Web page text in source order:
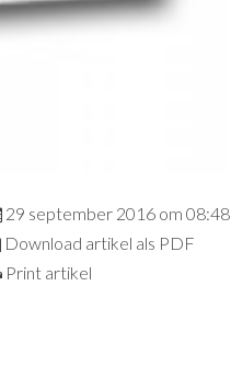
29 september 2016 om 08:48
Download artikel als PDF
Print artikel